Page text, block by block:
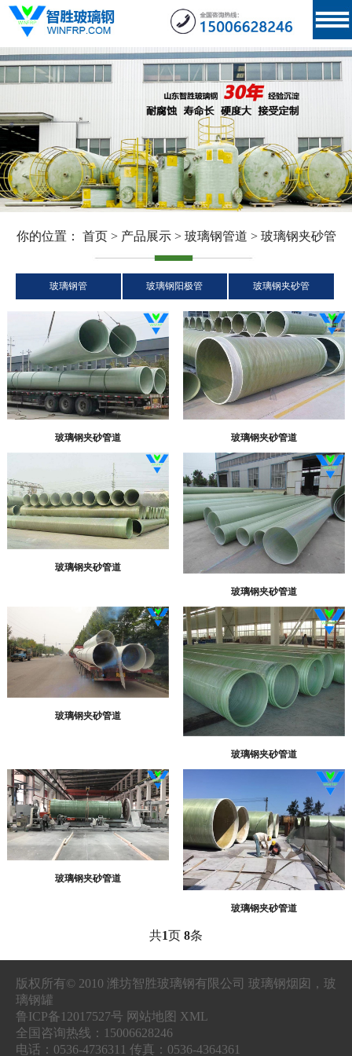
你的位置： 首页> 产品展示> 玻璃钢管道 > 玻璃钢夹砂管
玻璃钢管 玻璃钢阳极管 玻璃钢夹砂管
玻璃钢夹砂管道 玻璃钢夹砂管道
玻璃钢夹砂管道
玻璃钢夹砂管道
玻璃钢夹砂管道
玻璃钢夹砂管道
玻璃钢夹砂管道
玻璃钢夹砂管道
共1页 8条
版权所有© 2010 潍坊智胜玻璃钢有限公司 玻璃钢烟囱，玻
璃钢罐
鲁ICP备12017527号 网站地图 XML
全国咨询热线：15006628246
电话：0536-4736311 传真：0536-4364361